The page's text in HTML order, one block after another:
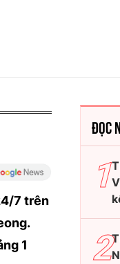
7 trên
1
ĐỌC